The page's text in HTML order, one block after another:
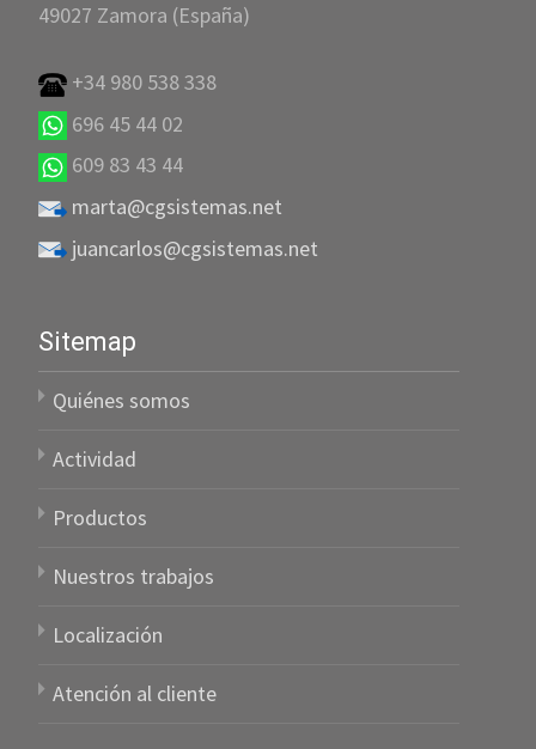
49027 Zamora (España)
+34 980 538 338
696 45 44 02
609 83 43 44
marta@cgsistemas.net
juancarlos@cgsistemas.net
Sitemap
Quiénes somos
Actividad
Productos
Nuestros trabajos
Localización
Atención al cliente